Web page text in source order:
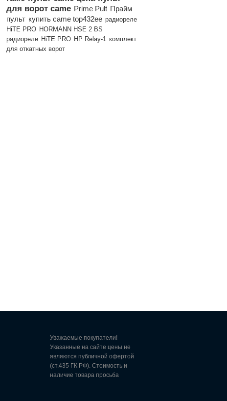
для ворот came Prime Pult Прайм
пульт купить came top432ee радиореле
HiTE PRO HORMANN HSE 2 BS
радиореле HiTE PRO HP Relay-1 комплект
для откатных ворот
Уважаемые покупатели!
Указанные на сайте цены не
являются публичной офертой
(ст.435 ГК РФ). Стоимость и
наличие товара просьба